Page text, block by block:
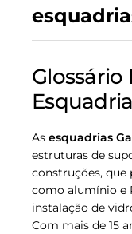
As esquadrias
estruturas de
construções, que
como alumínio e
instalação de
Com mais de 15